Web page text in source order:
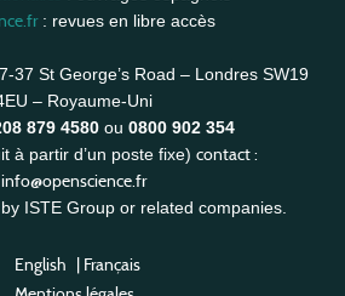
: revues en libre accès
37 St George’s Road – Londres SW19
– Royaume-Uni
879 4580 ou 0800 902 354
à partir d’un poste fixe) contact :
info@openscience.fr
ISTE Group or related companies.
English | Français